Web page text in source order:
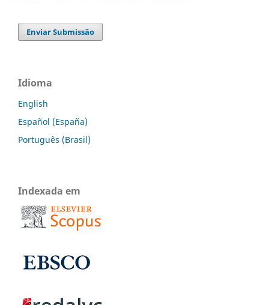
Enviar Submissão
Idioma
English
Español (España)
Português (Brasil)
Indexada em